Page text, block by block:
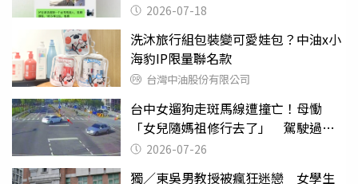
2026-07-18
洗沐旅行組包裝變可愛娃包？中油x小
海豹IP限量聯名款
台灣中油股份有限公司
台中女遛狗走斑馬線遭撞亡！母慟
「女兒隨媽祖修行去了」 駕駛過失
致死判9月
2026-07-26
獨／東吳男教授被瘋狂迷戀 女學生